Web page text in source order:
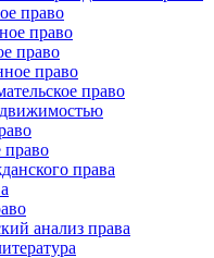
право
право
право
право
право
право
права
анализ права